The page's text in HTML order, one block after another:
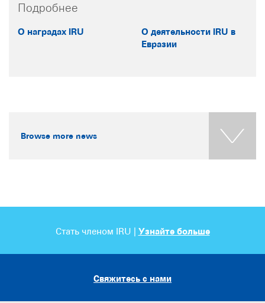
Подробнее
О наградах IRU
О деятельности IRU в
Евразии
Browse more news
Стать членом IRU | Узнайте больше
Свяжитесь с нами